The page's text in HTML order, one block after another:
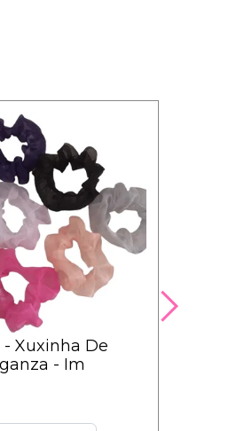
Xuxinha De
- Im